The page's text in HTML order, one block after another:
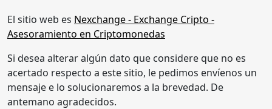
El sitio web es Nexchange - Exchange Cripto -
Asesoramiento en Criptomonedas
Si desea alterar algún dato que considere que no es
acertado respecto a este sitio, le pedimos envíenos un
mensaje e lo solucionaremos a la brevedad. De
antemano agradecidos.